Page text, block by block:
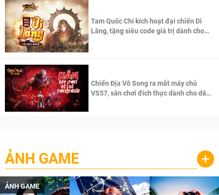
Tam Quốc Chí kích hoạt đại chiến Di
Lăng, tặng siêu code giá trị dành cho
Chiến Địa Vô Song ra mắt máy chủ
VS57, sân chơi đích thực dành cho dân
ẢNH GAME +
ẢNH GAME